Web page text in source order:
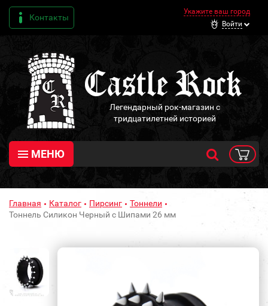
Контакты
Укажите ваш город
Войти
Легендарный рок-магазин с
тридцатилетней историей
МЕНЮ
Главная Каталог Пирсинг
Тоннели
Тоннель Силикон Черный с Шипами 26 мм